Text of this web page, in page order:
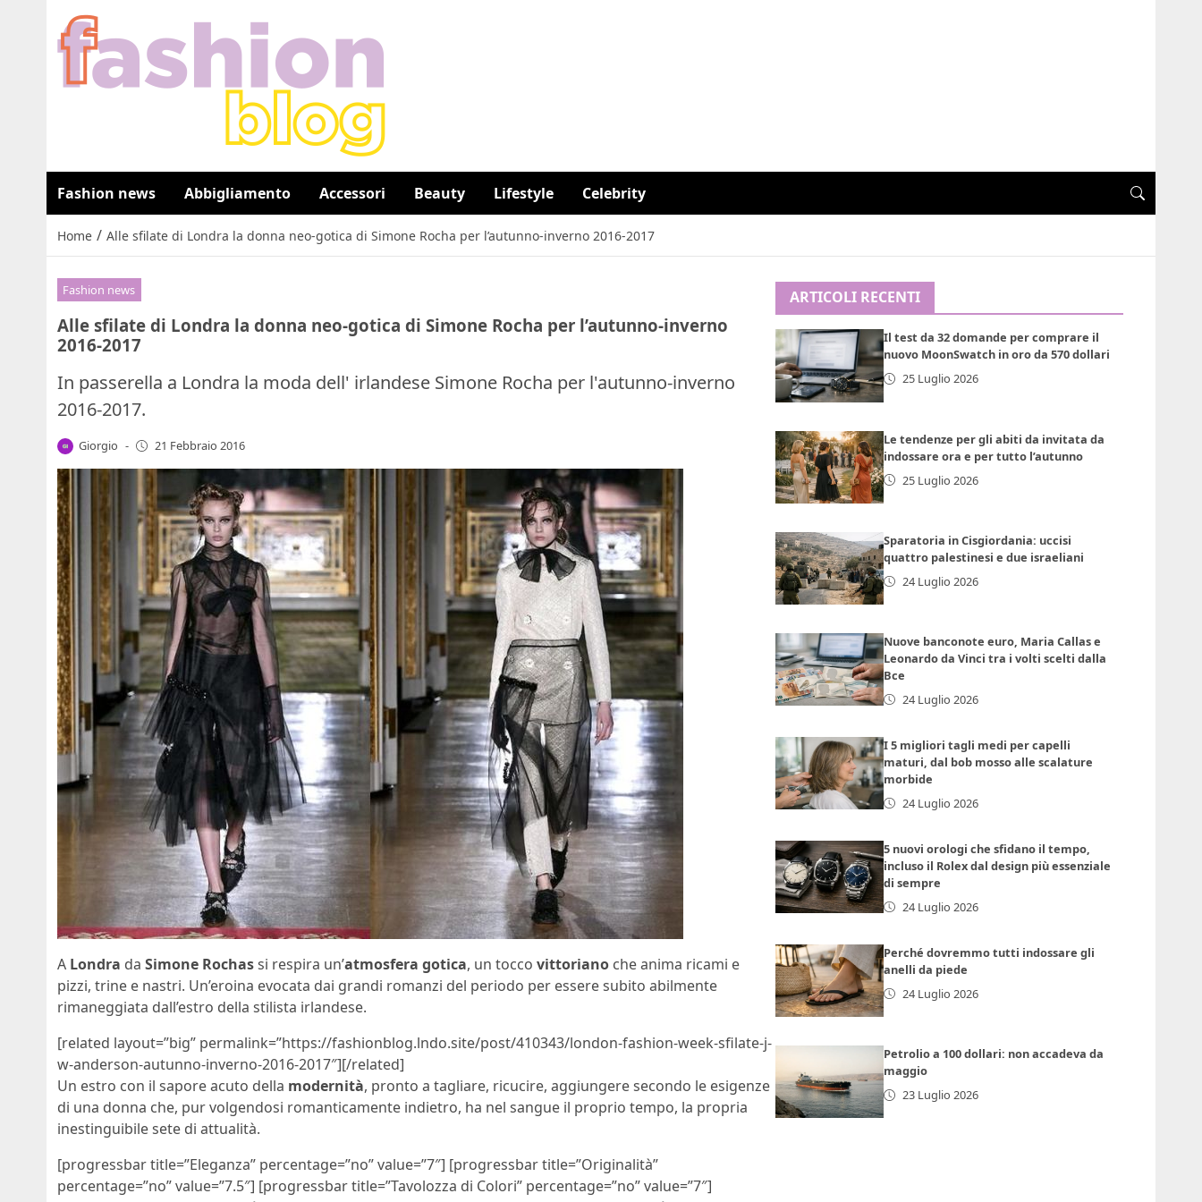
Fashion news Abbigliamento Accessori Beauty Lifestyle Celebrity
Home / Alle sfilate di Londra la donna neo-gotica di Simone Rocha per l’autunno-inverno 2016-2017
Fashion news
Alle sfilate di Londra la donna neo-gotica di Simone Rocha per l’autunno-inverno
2016-2017
In passerella a Londra la moda dell' irlandese Simone Rocha per l'autunno-inverno
2016-2017.
Giorgio - 21 Febbraio 2016
A Londra da Simone Rochassi respira un’atmosfera gotica, un tocco vittoriano che anima ricami e
pizzi, trine e nastri. Un’eroina evocata dai grandi romanzi del periodo per essere subito abilmente
rimaneggiata dall’estro della stilista irlandese.
[related layout=”big” permalink=”https://fashionblog.lndo.site/post/410343/london-fashion-week-sfilate-j-
w-anderson-autunno-inverno-2016-2017″][/related]
Un estro con il sapore acuto della modernità, pronto a tagliare, ricucire, aggiungere secondo le esigenze
di una donna che, pur volgendosi romanticamente indietro, ha nel sangue il proprio tempo, la propria
inestinguibile sete di attualità.
[progressbar title=”Eleganza” percentage=”no” value=”7″] [progressbar title=”Originalità”
percentage=”no” value=”7.5″] [progressbar title=”Tavolozza di Colori” percentage=”no” value=”7″]
ARTICOLI RECENTI
Il test da 32 domande per comprare il
nuovo MoonSwatch in oro da 570 dollari
25 Luglio 2026
Le tendenze per gli abiti da invitata da
indossare ora e per tutto l’autunno
25 Luglio 2026
Sparatoria in Cisgiordania: uccisi
quattro palestinesi e due israeliani
24 Luglio 2026
Nuove banconote euro, Maria Callas e
Leonardo da Vinci tra i volti scelti dalla
Bce
24 Luglio 2026
I 5 migliori tagli medi per capelli
maturi, dal bob mosso alle scalature
morbide
24 Luglio 2026
5 nuovi orologi che sfidano il tempo,
incluso il Rolex dal design più essenziale
di sempre
24 Luglio 2026
Perché dovremmo tutti indossare gli
anelli da piede
24 Luglio 2026
Petrolio a 100 dollari: non accadeva da
maggio
23 Luglio 2026